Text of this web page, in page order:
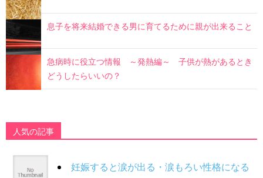
息子を将来結婚できる男に育てるために親が出来ること
急病時に役立つ情報 ～発熱編～ 子供が熱があるとき
どうしたらいいの？
人気の記事
妊娠すると涙が出る・涙もろい性格になる